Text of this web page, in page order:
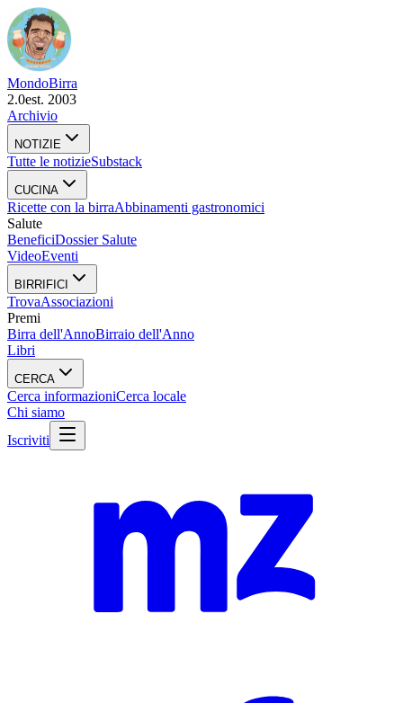
MondoBirra
2.0est. 2003
Archivio
NOTIZIE
Tutte le notizieSubstack
CUCINA
Ricette con la birraAbbinamenti gastronomici
Salute
BeneficiDossier Salute
VideoEventi
BIRRIFICI
TrovaAssociazioni
Premi
Birra dell'AnnoBirraio dell'Anno
Libri
CERCA
Cerca informazioniCerca locale
Chi siamo
Iscriviti